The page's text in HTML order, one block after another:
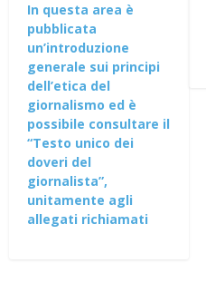
In questa area è
pubblicata
un’introduzione
generale sui principi
dell’etica del
giornalismo ed è
possibile consultare il
“Testo unico dei
doveri del
giornalista”,
unitamente agli
allegati richiamati